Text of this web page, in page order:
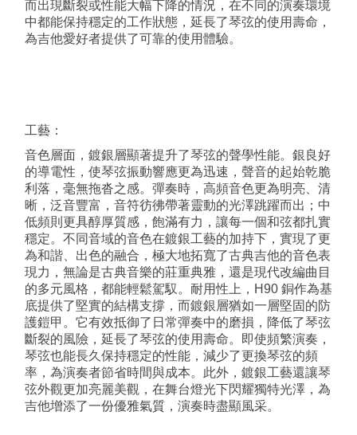
而出現斷裂或性能大幅下降的情況，在不同的演奏環境
中都能保持穩定的工作狀態，延長了琴弦的使用壽命，
為吉他愛好者提供了可靠的使用體驗。
工藝：
音色層面，鍍銀層顯著提升了琴弦的聲學性能。銀良好
的導電性，使琴弦振動響應更為迅速，聲音的起始乾脆
利落，毫無拖沓之感。彈奏時，高頻音色更為明亮、清
晰，泛音豐富，音符彷彿帶著靈動的光澤跳躍而出；中
低頻則更具醇厚質感，飽滿有力，讓每一個和弦都扎實
穩定。不同音域的音色在鍍銀工藝的加持下，實現了更
為和諧、出色的融合，極大地拓寬了古典吉他的音色表
現力，無論是古典音樂的莊重典雅，還是現代改編曲目
的多元風格，都能輕鬆駕馭。耐用性上，H90 銅作為基
底提供了堅實的結構支撐，而鍍銀層猶如一層堅固的防
護鎧甲。它有效抵御了日常彈奏中的磨損，降低了琴弦
斷裂的風險，延長了琴弦的使用壽命。即使頻繁演奏，
琴弦也能長久保持穩定的性能，減少了更換琴弦的頻
率，為演奏者節省時間與成本。此外，鍍銀工藝還讓琴
弦外觀更加亮麗美觀，在舞台燈光下閃耀獨特光澤，為
吉他增添了一份優雅氣質，演奏時盡顯風采。